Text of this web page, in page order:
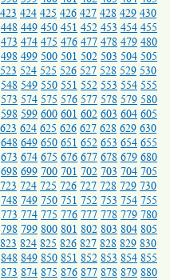
423 424 425 426 427 428 429 430
448 449 450 451 452 453 454 455
473 474 475 476 477 478 479 480
498 499 500 501 502 503 504 505
523 524 525 526 527 528 529 530
548 549 550 551 552 553 554 555
573 574 575 576 577 578 579 580
598 599 600 601 602 603 604 605
623 624 625 626 627 628 629 630
648 649 650 651 652 653 654 655
673 674 675 676 677 678 679 680
698 699 700 701 702 703 704 705
723 724 725 726 727 728 729 730
748 749 750 751 752 753 754 755
773 774 775 776 777 778 779 780
798 799 800 801 802 803 804 805
823 824 825 826 827 828 829 830
848 849 850 851 852 853 854 855
873 874 875 876 877 878 879 880